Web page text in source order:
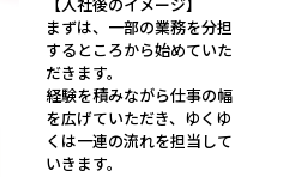
【入社後のイメージ】
まずは、一部の業務を分担
するところから始めていた
だきます。
経験を積みながら仕事の幅
を広げていただき、ゆくゆ
くは一連の流れを担当して
いきます。